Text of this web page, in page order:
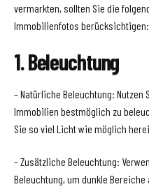
vermarkten, sollten Sie die
Immobilienfotos berücksichtigen:
1. Beleuchtung
– Natürliche Beleuchtung: Nutzen
Immobilien bestmöglich zu
Sie so viel Licht wie möglich
– Zusätzliche Beleuchtung:
Beleuchtung, um dunkle